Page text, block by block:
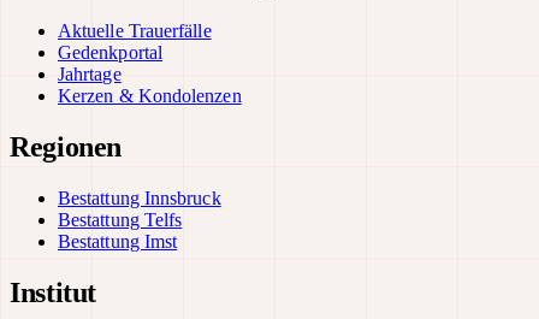
Aktuelle Trauerfälle
Gedenkportal
Jahrtage
Kerzen & Kondolenzen
Regionen
Bestattung Innsbruck
Bestattung Telfs
Bestattung Imst
Institut